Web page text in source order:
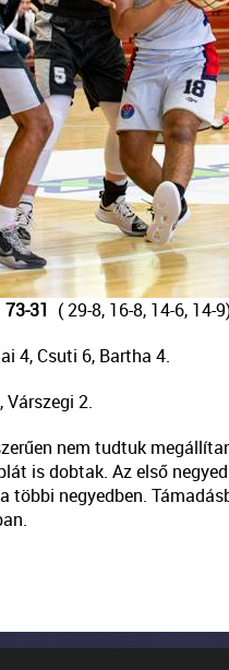
31 ( 29-8, 16-8, 14-6, 14-
4, Csuti 6, Bartha 4.
Várszegi 2.
nem tudtuk
is dobtak. Az első
többi negyedben.